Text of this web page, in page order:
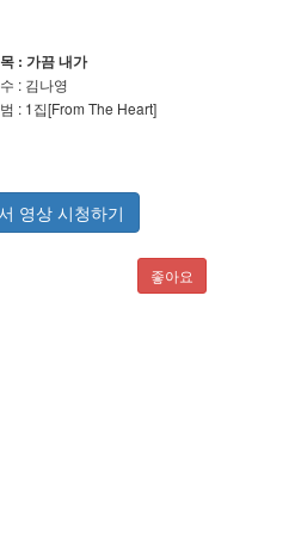
: 가끔 내가
: 김나영
: 1집[From The Heart]
영상 시청하기
좋아요